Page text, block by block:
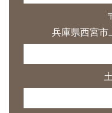
兵庫県西宮市